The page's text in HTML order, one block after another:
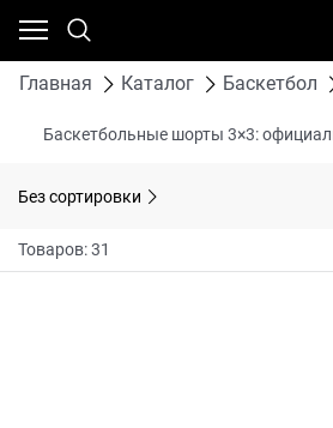
Главная Каталог Баскетбол
Баскетбольные шорты 3×3:
Без сортировки
Товаров: 31